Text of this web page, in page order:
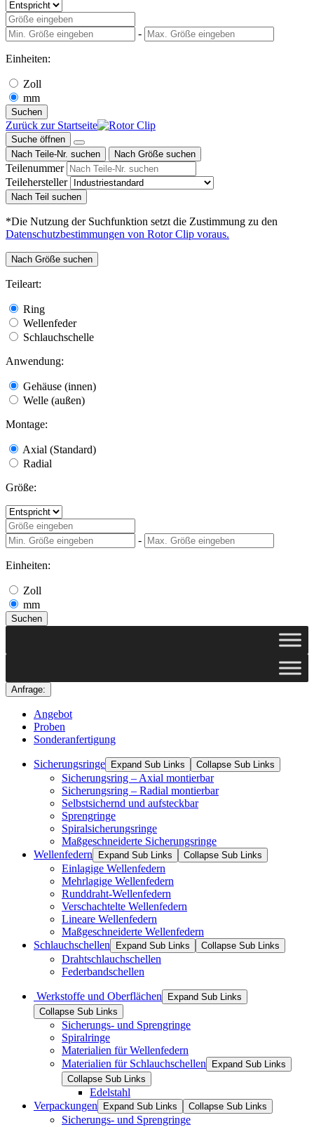
-
Einheiten:
Zoll
mm
Suchen
Zurück zur Startseite
Suche öffnen
Nach Teile-Nr. suchen
Nach Größe suchen
Teilenummer
Teilehersteller
Nach Teil suchen
*Die Nutzung der Suchfunktion setzt die Zustimmung zu den
Datenschutzbestimmungen von Rotor Clip voraus.
Nach Größe suchen
Teileart:
Ring
Wellenfeder
Schlauchschelle
Anwendung:
Gehäuse (innen)
Welle (außen)
Montage:
Axial (Standard)
Radial
Größe:
-
Einheiten:
Zoll
mm
Suchen
Anfrage:
Angebot
Proben
Sonderanfertigung
Sicherungsringe Expand Sub Links Collapse Sub Links
Sicherungsring – Axial montierbar
Sicherungsring – Radial montierbar
Selbstsichernd und aufsteckbar
Sprengringe
Spiralsicherungsringe
Maßgeschneiderte Sicherungsringe
Wellenfedern
Expand Sub Links Collapse Sub Links
Einlagige Wellenfedern
Mehrlagige Wellenfedern
Runddraht-Wellenfedern
Verschachtelte Wellenfedern
Lineare Wellenfedern
Maßgeschneiderte Wellenfedern
Schlauchschellen
Expand Sub Links Collapse Sub Links
Drahtschlauchschellen
Federbandschellen
Werkstoffe und Oberflächen
Expand Sub Links
Collapse Sub Links
Sicherungs- und Sprengringe
Spiralringe
Materialien für Wellenfedern
Materialien für Schlauchschellen
Expand Sub Links
Collapse Sub Links
Edelstahl
Verpackungen
Expand Sub Links Collapse Sub Links
Sicherungs- und Sprengringe